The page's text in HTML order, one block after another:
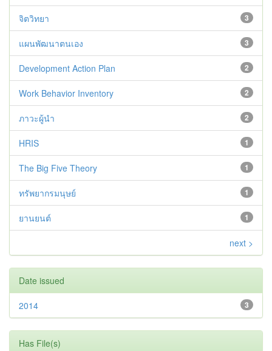
3
จิตวิทยา
3
แผนพัฒนาตนเอง
2
Development Action Plan
2
Work Behavior Inventory
2
ภาวะผู้นำ
1
HRIS
1
The Big Five Theory
1
ทรัพยากรมนุษย์
1
ยานยนต์
next >
Date issued
3
2014
Has File(s)